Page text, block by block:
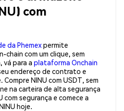
com
da Phemexpermite
com um clique, sem
vá para a plataforma Onchain
endereço de contrato e
NINU com USDT, sem
na carteira de alta segurança
com segurança e comece a
hoje.